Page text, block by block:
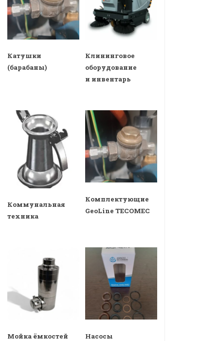
Катушки
(барабаны)
Клининговое
оборудование
и инвентарь
Коммунальная
техника
Комплектующие
GeoLine TECOMEC
Мойка ёмкостей
Насосы